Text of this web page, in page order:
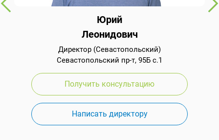
Юрий
Леонидович
Директор (Севастопольский)
Севастопольский пр-т, 95Б с.1
Получить консультацию
Написать директору